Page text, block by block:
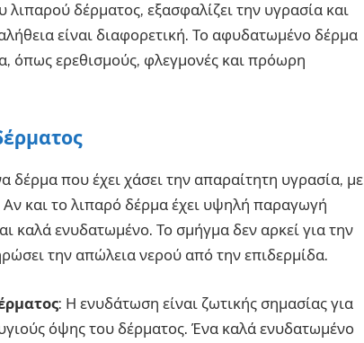
λιπαρού δέρματος, εξασφαλίζει την υγρασία και
είναι διαφορετική. Το αφυδατωμένο δέρμα
όπως ερεθισμούς, φλεγμονές και πρόωρη
που έχει χάσει την απαραίτητη υγρασία, με
και το λιπαρό δέρμα έχει υψηλή παραγωγή
καλά ενυδατωμένο. Το σμήγμα δεν αρκεί για την
την απώλεια νερού από την επιδερμίδα.
: Η ενυδάτωση είναι ζωτικής σημασίας για
όψης του δέρματος. Ένα καλά ενυδατωμένο